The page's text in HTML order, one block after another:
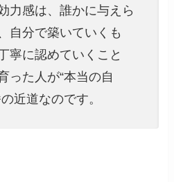
力感は、誰かに与えら
自分で築いていくも
寧に認めていくこと
った人が“本当の自
近道なのです。